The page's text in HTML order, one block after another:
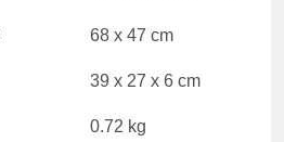
68 x 47 cm
39 x 27 x 6 cm
0.72 kg